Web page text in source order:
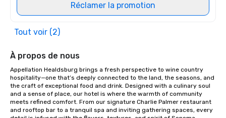
Réclamer la promotion
Tout voir (2)
À propos de nous
Appellation Healdsburg brings a fresh perspective to wine country
hospitality—one that’s deeply connected to the land, the seasons, and
the craft of exceptional food and drink. Designed with a culinary soul
and a sense of place, our hotel is where the warmth of community
meets refined comfort. From our signature Charlie Palmer restaurant
and rooftop bar to a tranquil spa and inviting gathering spaces, every